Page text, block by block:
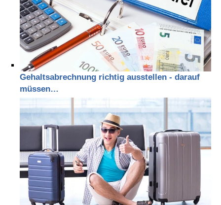
Gehaltsabrechnung richtig ausstellen - darauf
müssen…